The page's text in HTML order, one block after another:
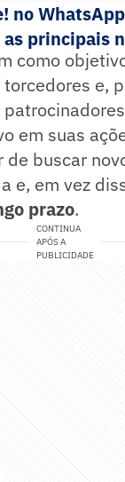
no
principais
como
e,
em suas
de buscar
e, em vez
prazo.
CONTINUA
APÓS A
PUBLICIDADE